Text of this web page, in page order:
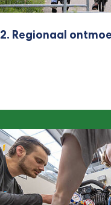
2. Regionaal